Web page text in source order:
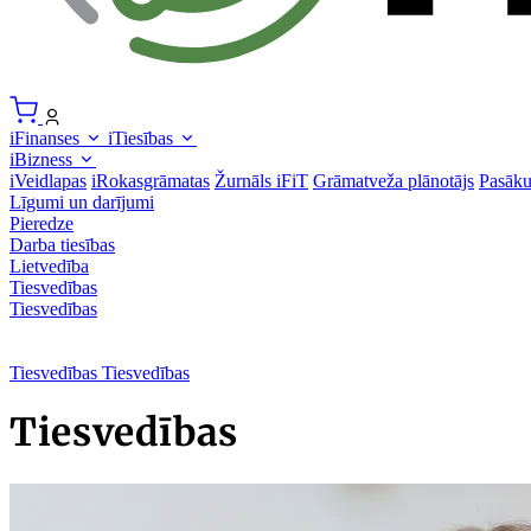
iFinanses
iTiesības
iBizness
iVeidlapas iRokasgrāmatas Žurnāls iFiT Grāmatveža plānotājs
Līgumi un darījumi
Pieredze
Darba tiesības
Lietvedība
Tiesvedības
Tiesvedības
Tiesvedības Tiesvedības
Tiesvedības